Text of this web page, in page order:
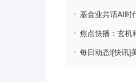
基金业共话AI时
每日动态![快讯]